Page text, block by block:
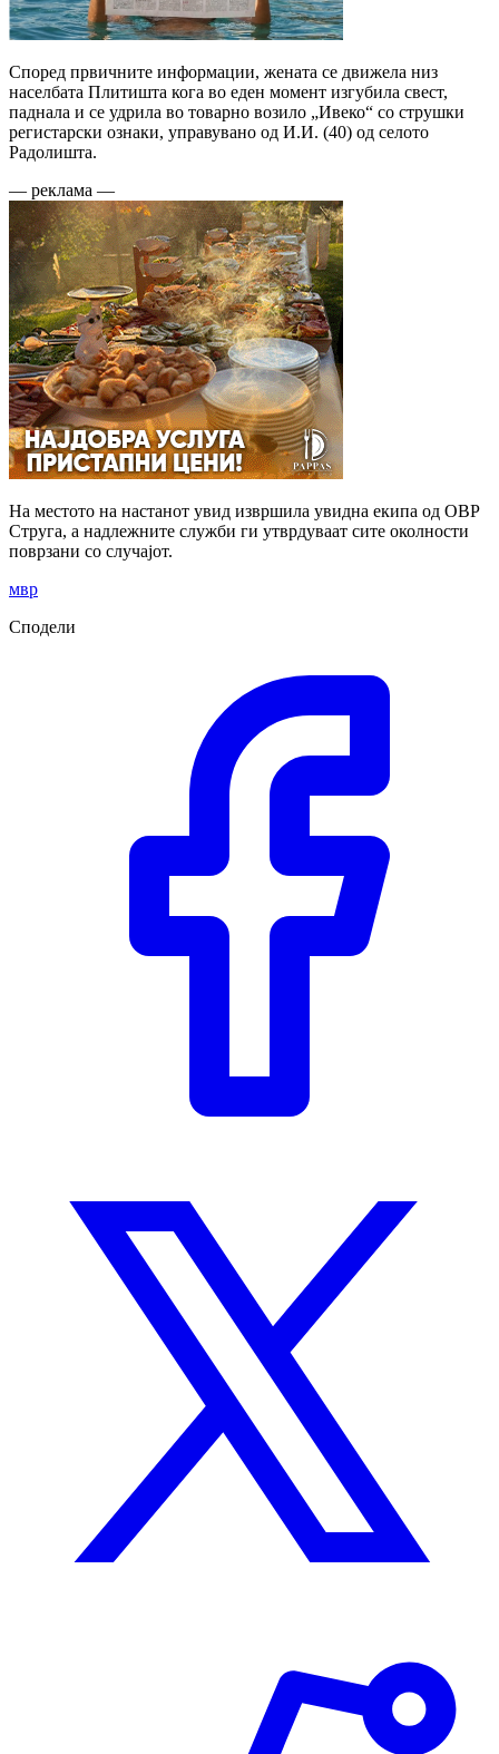
Според првичните информации, жената се движела низ
населбата Плитишта кога во еден момент изгубила свест,
паднала и се удрила во товарно возило „Ивеко“ со струшки
регистарски ознаки, управувано од И.И. (40) од селото
Радолишта.
— реклама —
На местото на настанот увид извршила увидна екипа од ОВР
Струга, а надлежните служби ги утврдуваат сите околности
поврзани со случајот.
мвр
Сподели